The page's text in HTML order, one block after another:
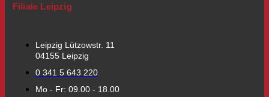
Filiale Leipzig
Leipzig Lützowstr. 11
04155 Leipzig
0 341 5 643 220
Mo - Fr: 09.00 - 18.00